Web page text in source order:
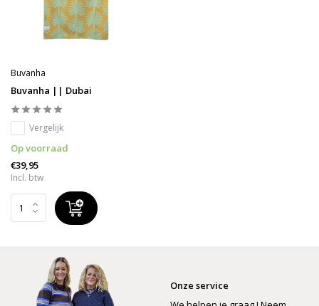
Buvanha
Buvanha || Dubai
Vergelijk
Op voorraad
€39,95
Incl. btw
Onze service